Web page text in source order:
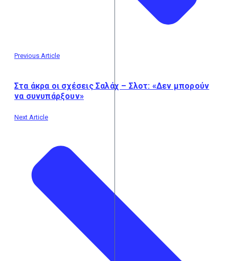
Previous Article
Στα άκρα οι σχέσεις Σαλάχ – Σλοτ: «Δεν μπορούν
να συνυπάρξουν»
Next Article